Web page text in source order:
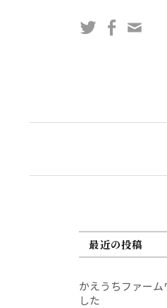
ス
TwitterFacebook
最近の投稿
かえうちファーム
した